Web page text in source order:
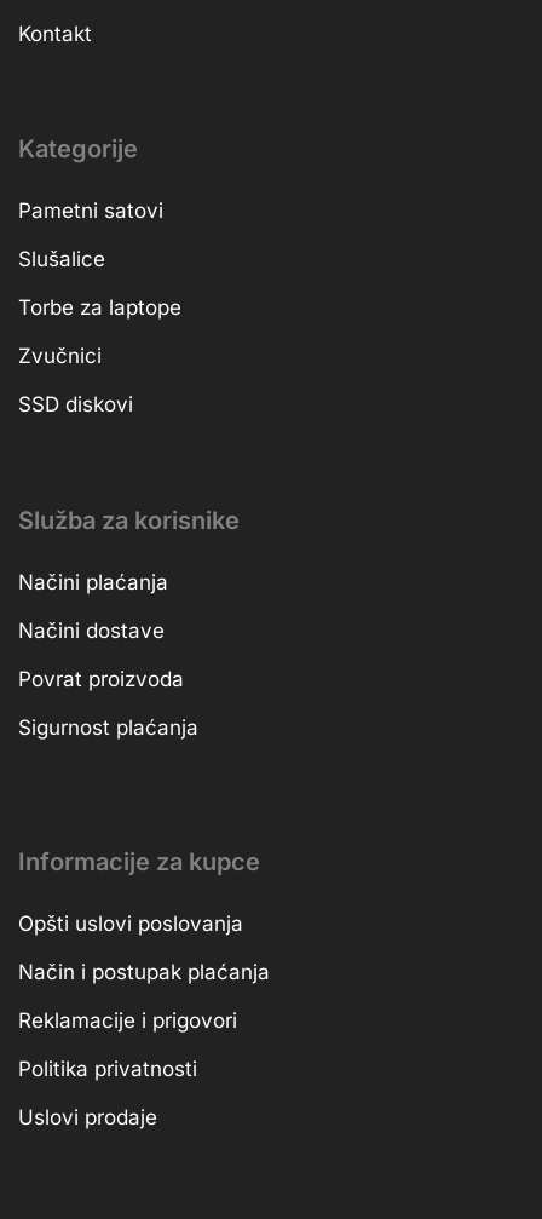
Kontakt
Kategorije
Pametni satovi
Slušalice
Torbe za laptope
Zvučnici
SSD diskovi
Služba za korisnike
Načini plaćanja
Načini dostave
Povrat proizvoda
Sigurnost plaćanja
Informacije za kupce
Opšti uslovi poslovanja
Način i postupak plaćanja
Reklamacije i prigovori
Politika privatnosti
Uslovi prodaje